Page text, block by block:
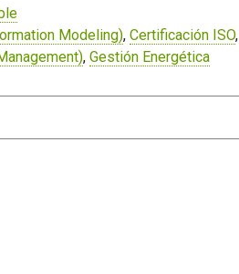
Modeling), Certificación ISO,
, Gestión Energética